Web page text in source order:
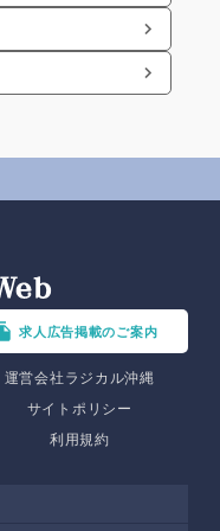
求人広告掲載のご案内
運営会社ラジカル沖縄
サイトポリシー
利用規約